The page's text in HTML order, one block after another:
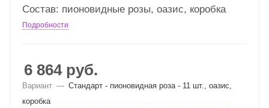
Состав: пионовидные розы, оазис, коробка
Подробности
6 864руб.
Вариант — Стандарт - пионовидная роза - 11 шт., оазис,
коробка